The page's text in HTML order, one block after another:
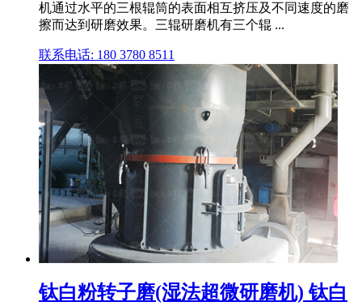
机通过水平的三根辊筒的表面相互挤压及不同速度的磨
擦而达到研磨效果。三辊研磨机有三个辊 ...
联系电话: 180 3780 8511
钛白粉转子磨(湿法超微研磨机) 钛白